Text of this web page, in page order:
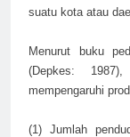
suatu kota atau
Menurut buku
(Depkes:
mempengaruhi
(1) Jumlah